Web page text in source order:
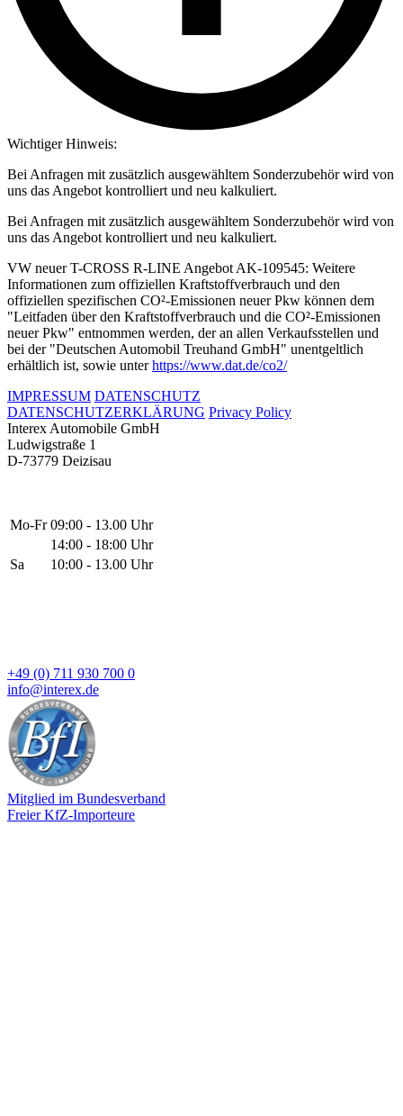
Wichtiger Hinweis:
Bei Anfragen mit zusätzlich ausgewähltem Sonderzubehör wird von
uns das Angebot kontrolliert und neu kalkuliert.
Bei Anfragen mit zusätzlich ausgewähltem Sonderzubehör wird von
uns das Angebot kontrolliert und neu kalkuliert.
VW neuer T-CROSS R-LINE Angebot AK-109545: Weitere
Informationen zum offiziellen Kraftstoffverbrauch und den
offiziellen spezifischen CO²-Emissionen neuer Pkw können dem
"Leitfaden über den Kraftstoffverbrauch und die CO²-Emissionen
neuer Pkw" entnommen werden, der an allen Verkaufsstellen und
bei der "Deutschen Automobil Treuhand GmbH" unentgeltlich
erhältlich ist, sowie unterhttps://www.dat.de/co2/
IMPRESSUM DATENSCHUTZ
DATENSCHUTZERKLÄRUNG Privacy Policy
Interex Automobile GmbH
Ludwigstraße 1
D-73779 Deizisau
Mo-Fr 09:00 - 13.00 Uhr
14:00 - 18:00 Uhr
Sa
10:00 - 13.00 Uhr
+49 (0) 711 930 700 0
info@interex.de
Mitglied im Bundesverband
Freier KfZ-Importeure